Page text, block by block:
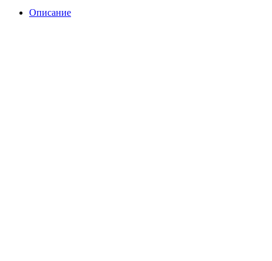
Описание